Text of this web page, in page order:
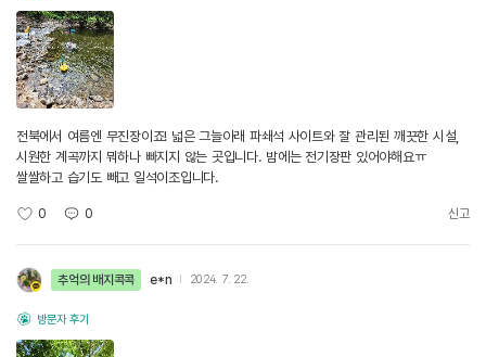
전북에서 여름엔 무진장이죠! 넓은 그늘아래 파쇄석 사이트와 잘 관리된 깨끗한 시설,
시원한 계곡까지 뭐하나 빠지지 않는 곳입니다. 밤에는 전기장판 있어야해요ㅠ
쌀쌀하고 습기도 빼고 일석이조입니다.
0 0 신고
추억의 배지콕콕 e*n 2024. 7. 22.
방문자 후기